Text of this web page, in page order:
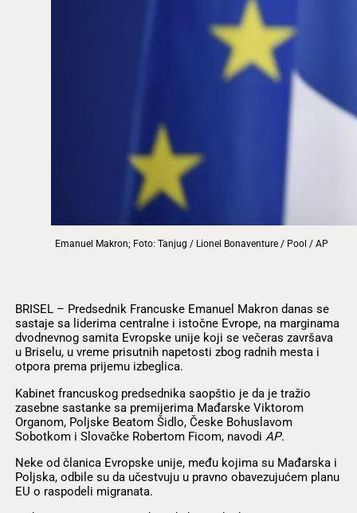
Emanuel Makron; Foto: Tanjug / Lionel Bonaventure / Pool / AP
BRISEL – Predsednik Francuske Emanuel Makron danas se
sastaje sa liderima centralne i istočne Evrope, na marginama
dvodnevnog samita Evropske unije koji se večeras završava
u Briselu, u vreme prisutnih napetosti zbog radnih mesta i
otpora prema prijemu izbeglica.
Kabinet francuskog predsednika saopštio je da je tražio
zasebne sastanke sa premijerima Mađarske Viktorom
Organom, Poljske Beatom Šidlo, Česke Bohuslavom
Sobotkom i Slovačke Robertom Ficom, navodi AP.
Neke od članica Evropske unije, među kojima su Mađarska i
Poljska, odbile su da učestvuju u pravno obavezujućem planu
EU o raspodeli migranata.